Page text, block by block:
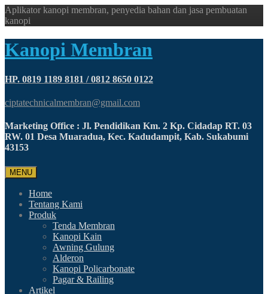
Aplikator kanopi membran, penyedia bahan dan jasa pembuatan
kanopi
Kanopi Membran
HP. 0819 1189 8181 / 0812 8650 0122
ciptatechnicalmembran@gmail.com
Marketing Office : Jl. Pendidikan Km. 2 Kp. Cidadap RT. 03
RW. 01 Desa Muaradua, Kec. Kadudampit, Kab. Sukabumi
43153
MENU
Home
Tentang Kami
Produk
Tenda Membran
Kanopi Kain
Awning Gulung
Alderon
Kanopi Policarbonate
Pagar & Railing
Artikel